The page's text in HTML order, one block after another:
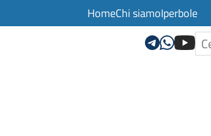
HomeChi siamoIperbole